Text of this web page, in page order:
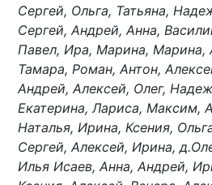
Сергей, Ольга, Татьяна,
Сергей, Андрей, Анна,
Павел, Ира, Марина, Марина,
Тамара, Роман, Антон,
Андрей, Алексей, Олег,
Екатерина, Лариса, Максим,
Наталья, Ирина, Ксения,
Сергей, Алексей, Ирина,
Илья Исаев, Анна, Андрей,